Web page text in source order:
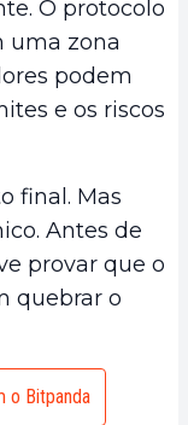
O protocolo
uma zona
podem
e os riscos
final. Mas
Antes de
provar que o
quebrar o
o Bitpanda